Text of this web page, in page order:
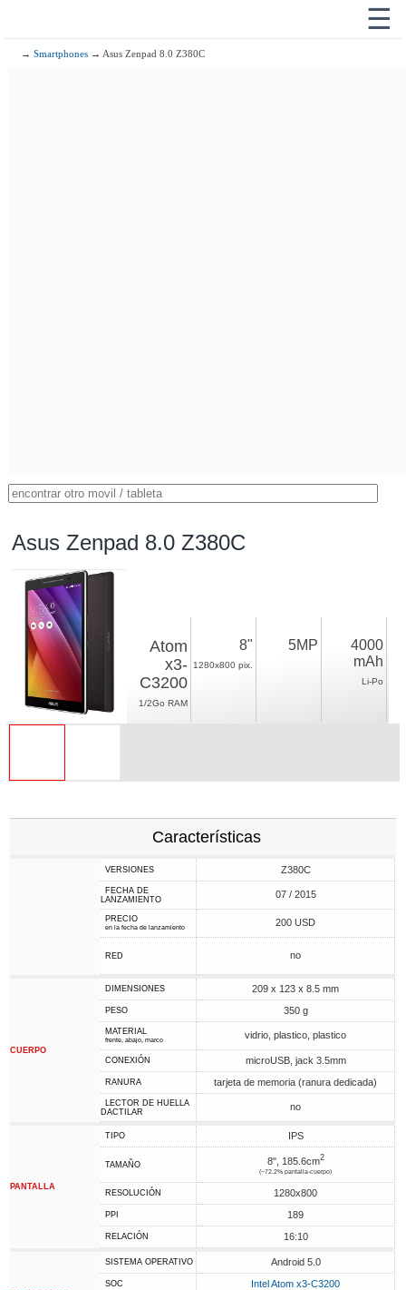
☰
→Smartphones → Asus Zenpad 8.0 Z380C
Asus Zenpad 8.0 Z380C
Atom
x3-
C3200
1/2Go RAM
8"
1280x800 pix.
5MP
4000
mAh
Li-Po
Características
VERSIONES Z380C
FECHA DE
LANZAMIENTO
07 / 2015
PRECIO
en la fecha de lanzamiento 200 USD
RED no
CUERPO
DIMENSIONES 209 x 123 x 8.5 mm
PESO 350 g
MATERIAL
frente, abajo, marco vidrio, plastico, plastico
CONEXIÓN microUSB, jack 3.5mm
RANURA tarjeta de memoria (ranura dedicada)
LECTOR DE HUELLA
DACTILAR
no
PANTALLA
TIPO IPS
TAMAÑO 8", 185.6cm2
(~72.2% pantalla-cuerpo)
RESOLUCIÓN 1280x800
PPI 189
RELACIÓN 16:10
SISTEMA OPERATIVO Android 5.0
SOC Intel Atom x3-C3200